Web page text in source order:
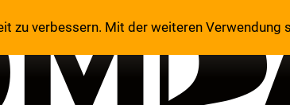
zu verbessern. Mit der weiteren Verwendung